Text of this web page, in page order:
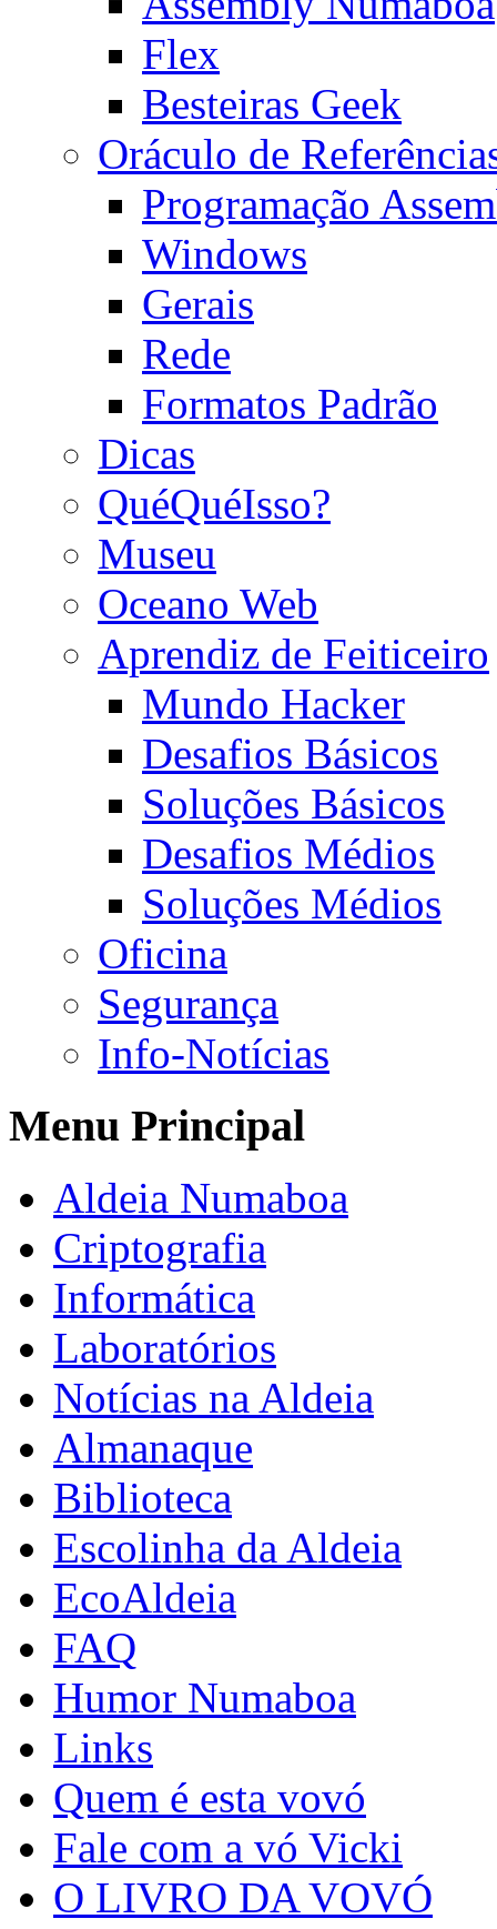
Flex
Besteiras Geek
Oráculo de
Programação
Windows
Gerais
Rede
Formatos Padrão
Dicas
QuéQuéIsso?
Museu
Oceano Web
Aprendiz de Feiticeiro
Mundo Hacker
Desafios Básicos
Soluções Básicos
Desafios Médios
Soluções Médios
Oficina
Segurança
Info-Notícias
Menu Principal
Aldeia Numaboa
Criptografia
Informática
Laboratórios
Notícias na Aldeia
Almanaque
Biblioteca
Escolinha da Aldeia
EcoAldeia
FAQ
Humor Numaboa
Links
Quem é esta vovó
Fale com a vó Vicki
O LIVRO DA VOVÓ